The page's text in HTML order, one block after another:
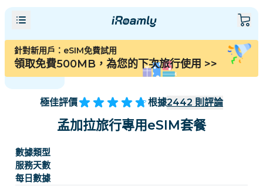
針對新用戶：eSIM免費試用
領取免費500MB，為您的下次旅行使用 >>
極佳評價 根據2442 則評論
孟加拉旅行專用eSIM套餐
數據類型
服務天數
每日數據